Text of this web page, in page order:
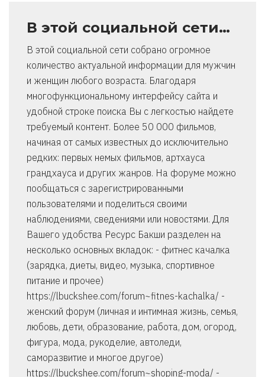
В этой социальной сети…
В этой социальной сети собрано огромное
количество актуальной информации для мужчин
и женщин любого возраста. Благодаря
многофункциональному интерфейсу сайта и
удобной строке поиска Вы с легкостью найдете
требуемый контент. Более 50 000 фильмов,
начиная от самых известных до исключительно
редких: первых немых фильмов, артхауса
грандхауса и других жанров. На форуме можно
пообщаться с зарегистрированными
пользователями и поделиться своими
наблюдениями, сведениями или новостями. Для
Вашего удобства Ресурс Бакши разделен на
несколько основных вкладок: - фитнес качалка
(зарядка, диеты, видео, музыка, спортивное
питание и прочее)
https://lbuckshee.com/forum~fitnes-kachalka/ -
женский форум (личная и интимная жизнь, семья,
любовь, дети, образование, работа, дом, огород,
фигура, мода, рукоделие, автоледи,
саморазвитие и многое другое)
https://lbuckshee.com/forum~shoping-moda/ -